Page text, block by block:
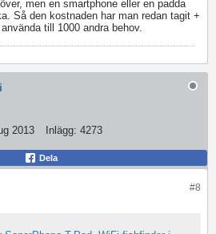
men en smartphone eller en padda
Så den kostnaden har man redan tagit +
till 1000 andra behov.
2013 Inlägg: 4273
Dela
#8